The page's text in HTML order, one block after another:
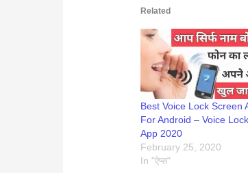
Related
Best Voice Lock Screen
For Android – Voice Lock
App 2020
February 25, 2020
In "ऐप्स"